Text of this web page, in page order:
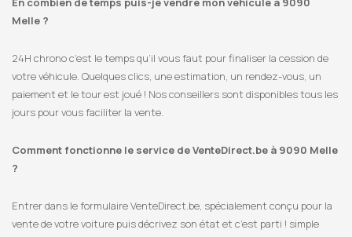
Melle ?
24H chrono c’est le temps qu’il vous faut pour finaliser la cession de
votre véhicule. Quelques clics, une estimation, un rendez-vous, un
paiement et le tour est joué ! Nos conseillers sont disponibles tous les
jours pour vous faciliter la vente.
Comment fonctionne le service de VenteDirect.be à 9090 Melle
?
Entrer dans le formulaire VenteDirect.be, spécialement conçu pour la
vente de votre voiture puis décrivez son état et c’est parti ! simple